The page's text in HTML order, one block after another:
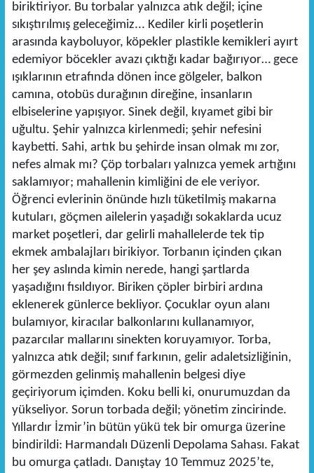
biriktiriyor. Bu torbalar yalnızca atık değil; içine
sıkıştırılmış geleceğimiz... Kediler kirli poşetlerin
arasında kayboluyor, köpekler plastikle kemikleri ayırt
edemiyor böcekler avazı çıktığı kadar bağırıyor… gece
ışıklarının etrafında dönen ince gölgeler, balkon
camına, otobüs durağının direğine, insanların
elbiselerine yapışıyor. Sinek değil, kıyamet gibi bir
uğultu. Şehir yalnızca kirlenmedi; şehir nefesini
kaybetti. Sahi, artık bu şehirde insan olmak mı zor,
nefes almak mı? Çöp torbaları yalnızca yemek artığını
saklamıyor; mahallenin kimliğini de ele veriyor.
Öğrenci evlerinin önünde hızlı tüketilmiş makarna
kutuları, göçmen ailelerin yaşadığı sokaklarda ucuz
market poşetleri, dar gelirli mahallelerde tek tip
ekmek ambalajları birikiyor. Torbanın içinden çıkan
her şey aslında kimin nerede, hangi şartlarda
yaşadığını fısıldıyor. Biriken çöpler birbiri ardına
eklenerek günlerce bekliyor. Çocuklar oyun alanı
bulamıyor, kiracılar balkonlarını kullanamıyor,
pazarcılar mallarını sinekten koruyamıyor. Torba,
yalnızca atık değil; sınıf farkının, gelir adaletsizliğinin,
görmezden gelinmiş mahallenin belgesi diye
geçiriyorum içimden. Koku belli ki, onurumuzdan da
yükseliyor. Sorun torbada değil; yönetim zincirinde.
Yıllardır İzmir’in bütün yükü tek bir omurga üzerine
bindirildi: Harmandalı Düzenli Depolama Sahası. Fakat
bu omurga çatladı. Danıştay 10 Temmuz 2025’te,